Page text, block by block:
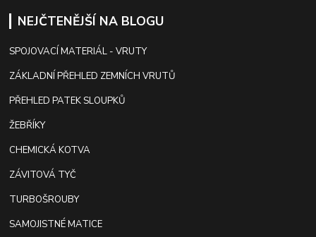
NEJČTENĚJŠÍ NA BLOGU
SPOJOVACÍ MATERIÁL - VRUTY
ZÁKLADNÍ PŘEHLED ZEMNÍCH VRUTŮ
PŘEHLED PATEK SLOUPKŮ
ŽEBŘÍKY
CHEMICKÁ KOTVA
ZÁVITOVÁ TYČ
TURBOŠROUBY
SAMOJISTNÉ MATICE